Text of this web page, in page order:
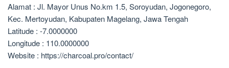
Alamat : Jl. Mayor Unus No.km 1.5, Soroyudan, Jogonegoro,
Kec. Mertoyudan, Kabupaten Magelang, Jawa Tengah
Latitude : -7.0000000
Longitude : 110.0000000
Website : https://charcoal.pro/contact/